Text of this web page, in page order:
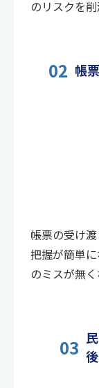
のリスクを削
02 帳
帳票の受け
把握が簡単
のミスが無く
03